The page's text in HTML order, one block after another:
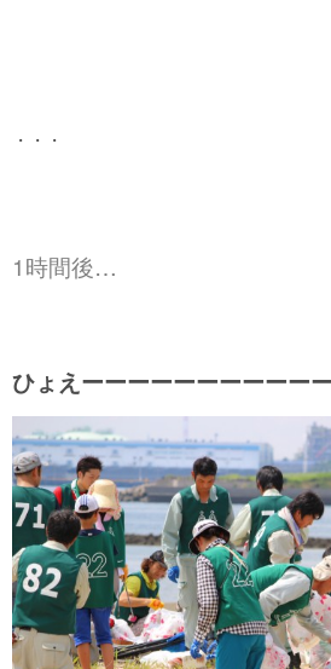
・・・
1時間後…
ひょえーーーーーーーーーー